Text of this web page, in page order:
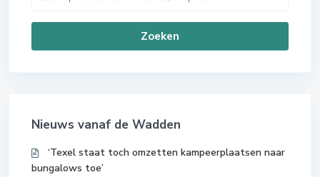
Zoeken
Nieuws vanaf de Wadden
‘Texel staat toch omzetten kampeerplaatsen naar
bungalows toe’